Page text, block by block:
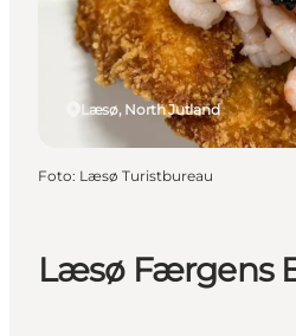
Pianifica il viaggio
Læsø Færgens
Læsø, North Jutland
Foto: Læsø Turistbureau